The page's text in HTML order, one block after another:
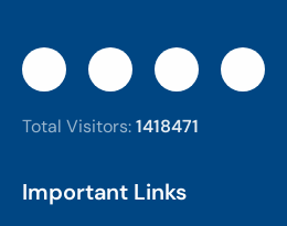
Total Visitors:1418471
Important Links